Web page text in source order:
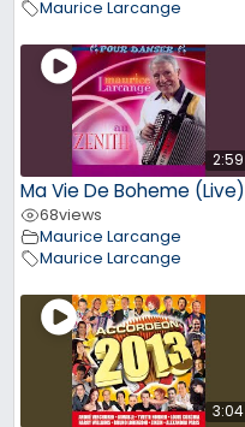
Maurice Larcange
2:59
Ma Vie De Boheme (Live)
68views
Maurice Larcange
Maurice Larcange
3:04